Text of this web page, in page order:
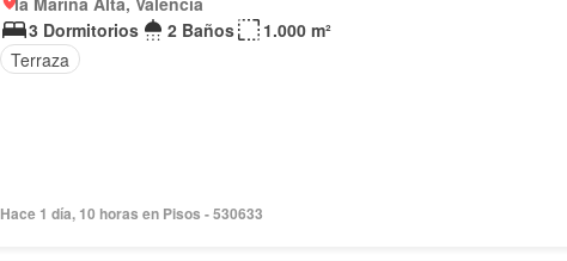
3 Dormitorios
2 Baños
1.000 m²
Terraza
Hace 1 día, 10 horas en Pisos - 530633